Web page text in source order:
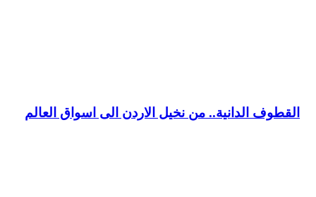
القطوف الدانية.. من نخيل الاردن الى اسواق العالم